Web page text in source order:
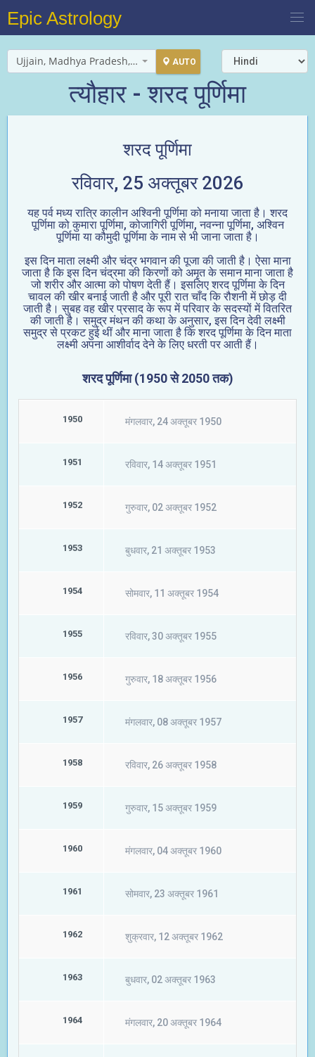
Epic Astrology
Ujjain, Madhya Pradesh, India AUTO
त्यौहार - शरद पूर्णिमा
शरद पूर्णिमा
रविवार, 25 अक्तूबर 2026
यह पर्व मध्य रात्रि कालीन अश्विनी पूर्णिमा को मनाया जाता है। शरद
पूर्णिमा को कुमारा पूर्णिमा, कोजागिरी पूर्णिमा, नवन्ना पूर्णिमा, अश्विन
पूर्णिमा या कौमुदी पूर्णिमा के नाम से भी जाना जाता है।
इस दिन माता लक्ष्मी और चंद्र भगवान की पूजा की जाती है। ऐसा माना
जाता है कि इस दिन चंद्रमा की किरणों को अमृत के समान माना जाता है
जो शरीर और आत्मा को पोषण देती हैं। इसलिए शरद पूर्णिमा के दिन
चावल की खीर बनाई जाती है और पूरी रात चाँद कि रौशनी में छोड़ दी
जाती है। सुबह वह खीर प्रसाद के रूप में परिवार के सदस्यों में वितरित
की जाती है। समुद्र मंथन की कथा के अनुसार, इस दिन देवी लक्ष्मी
समुद्र से प्रकट हुई थीं और माना जाता है कि शरद पूर्णिमा के दिन माता
लक्ष्मी अपना आशीर्वाद देने के लिए धरती पर आती हैं।
शरद पूर्णिमा (1950 से 2050 तक)
1950 मंगलवार, 24 अक्तूबर 1950
1951 रविवार, 14 अक्तूबर 1951
1952 गुरुवार, 02 अक्तूबर 1952
1953 बुधवार, 21 अक्तूबर 1953
1954 सोमवार, 11 अक्तूबर 1954
1955 रविवार, 30 अक्तूबर 1955
1956 गुरुवार, 18 अक्तूबर 1956
1957 मंगलवार, 08 अक्तूबर 1957
1958 रविवार, 26 अक्तूबर 1958
1959 गुरुवार, 15 अक्तूबर 1959
1960 मंगलवार, 04 अक्तूबर 1960
1961 सोमवार, 23 अक्तूबर 1961
1962 शुक्रवार, 12 अक्तूबर 1962
1963 बुधवार, 02 अक्तूबर 1963
1964 मंगलवार, 20 अक्तूबर 1964